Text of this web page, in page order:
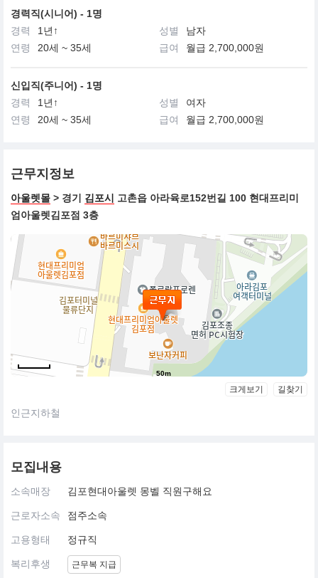
경력직(시니어) - 1명
경력
1년↑ 성별
남자
연령
20세 ~ 35세 급여 월급 2,700,000원
신입직(주니어) - 1명
경력
1년↑ 성별
여자
연령
20세 ~ 35세 급여 월급 2,700,000원
근무지정보
아울렛몰 > 경기 김포시
고촌읍 아라육로152번길 100 현대프리미
엄아울렛김포점 3층
50m
크게보기 길찾기
인근지하철
모집내용
소속매장 김포현대아울렛 몽벨 직원구해요
근로자소속 점주소속
고용형태 정규직
복리후생 근무복 지급